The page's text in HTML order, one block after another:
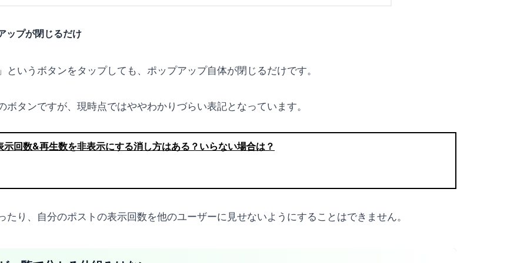
ップが閉じるだけ
いうボタンをタップしても、ポップアップ自体が閉じるだけです。
タンですが、現時点ではややわかりづらい表記となっています。
回数&再生数を非表示にする消し方はある？いらない場合は？
り、自分のポストの表示回数を他のユーザーに見せないようにすることはできません。